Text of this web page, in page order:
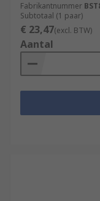
Fabrikantnummer
Subtotaal (1 paar)
€ 23,47(excl. BTW)
Aantal